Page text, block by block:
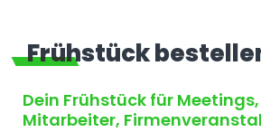
Frühstück
Dein Frühstück für
Mitarbeiter,